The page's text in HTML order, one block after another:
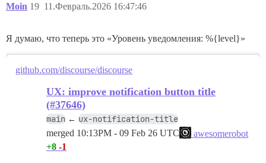
Moin 11.Февраль.2026 16:47:46
19
Я думаю, что теперь это «Уровень уведомления: %{level}»
github.com/discourse/discourse
UX: improve notification button title
(#37646)
main ← ux-notification-title
merged 10:13PM - 09 Feb 26 UTC
awesomerobot
+8 -1